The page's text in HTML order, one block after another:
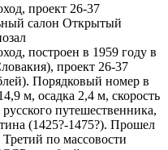
проект 26-37
салон Открытый
построен в 1959 году в
проект 26-37
Порядковый номер в
м, осадка 2,4 м, скорость
путешественника,
(1425?-1475?). Прошел
по массовости